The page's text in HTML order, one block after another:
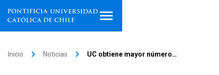
Inicio keyboard_arrow_right Noticias keyboard_arrow_right UC obtiene mayor número…